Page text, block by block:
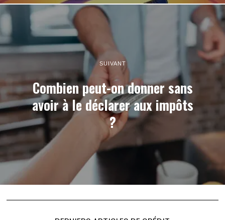
SUIVANT
Combien peut-on donner sans
avoir à le déclarer aux impôts
?